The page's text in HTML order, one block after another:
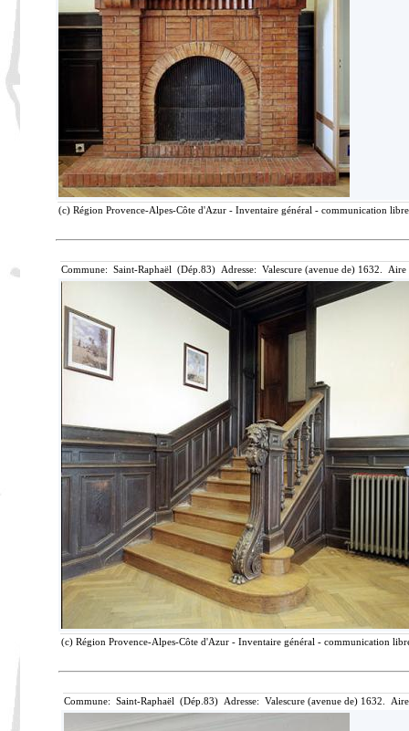
(c) Région Provence-Alpes-Côte d'Azur - Inventaire général - communication
Commune: Saint-Raphaël (Dép.83) Adresse: Valescure (avenue de) 1632. Aire
(c) Région Provence-Alpes-Côte d'Azur - Inventaire général - communication
Commune: Saint-Raphaël (Dép.83) Adresse: Valescure (avenue de) 1632.